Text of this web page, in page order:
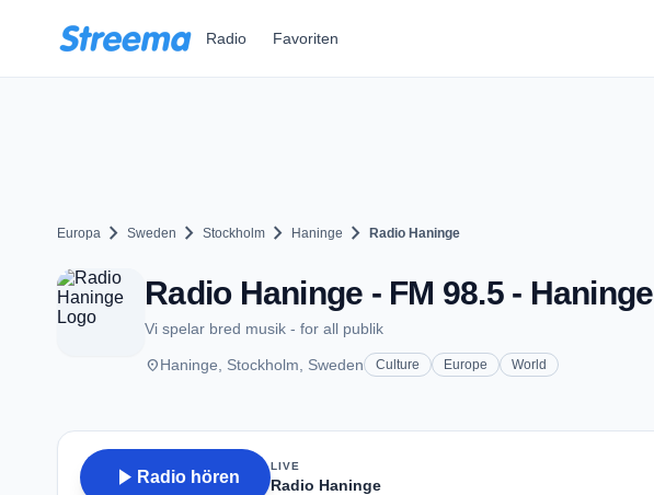
Radio Favoriten
Europa chevron_right Sweden chevron_right Stockholm chevron_right Haninge chevron_right Radio Haninge
Radio Haninge - FM 98.5 - Haninge
Vi spelar bred musik - for all publik
placeHaninge, Stockholm, Sweden Culture Europe World
play_arrow Radio hören
LIVE
Radio Haninge